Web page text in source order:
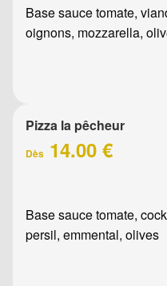
Base sauce tomate,
oignons, mozzarella,
Pizza la pêcheur
Dès 14.00 €
Base sauce tomate,
persil, emmental, olives